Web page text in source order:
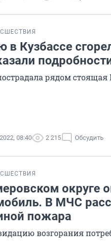
в Кузбассе
рядом стоящая
08:40 2 215 Обсудить
округе
В МЧС
пожара
возгорания